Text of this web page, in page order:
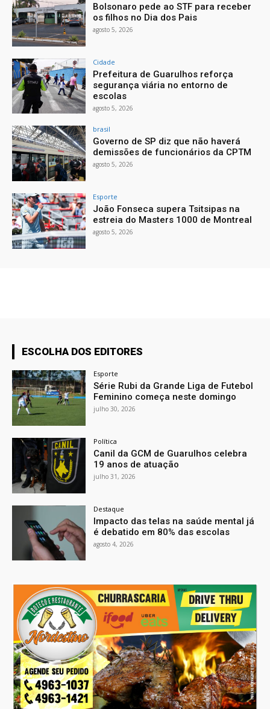
Bolsonaro pede ao STF para receber
os filhos no Dia dos Pais
agosto 5, 2026
Cidade
Prefeitura de Guarulhos reforça
segurança viária no entorno de
escolas
agosto 5, 2026
brasil
Governo de SP diz que não haverá
demissões de funcionários da CPTM
agosto 5, 2026
Esporte
João Fonseca supera Tsitsipas na
estreia do Masters 1000 de Montreal
agosto 5, 2026
ESCOLHA DOS EDITORES
Esporte
Série Rubi da Grande Liga de Futebol
Feminino começa neste domingo
julho 30, 2026
Política
Canil da GCM de Guarulhos celebra
19 anos de atuação
julho 31, 2026
Destaque
Impacto das telas na saúde mental já
é debatido em 80% das escolas
agosto 4, 2026